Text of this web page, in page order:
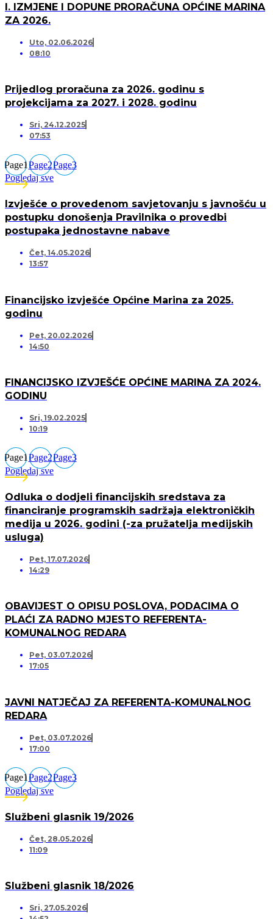
I. IZMJENE I DOPUNE PRORAČUNA OPĆINE MARINA
ZA 2026.
Uto, 02.06.2026
08:10
Prijedlog proračuna za 2026. godinu s
projekcijama za 2027. i 2028. godinu
Sri, 24.12.2025
07:53
Page1Page2Page3
Pogledaj sve
Izvješće o provedenom savjetovanju s javnošću u
postupku donošenja Pravilnika o provedbi
postupaka jednostavne nabave
Čet, 14.05.2026
13:57
Financijsko izvješće Općine Marina za 2025.
godinu
Pet, 20.02.2026
14:50
FINANCIJSKO IZVJEŠĆE OPĆINE MARINA ZA 2024.
GODINU
Sri, 19.02.2025
10:19
Page1Page2Page3
Pogledaj sve
Odluka o dodjeli financijskih sredstava za
financiranje programskih sadržaja elektroničkih
medija u 2026. godini (-za pružatelja medijskih
usluga)
Pet, 17.07.2026
14:29
OBAVIJEST O OPISU POSLOVA, PODACIMA O
PLAĆI ZA RADNO MJESTO REFERENTA-
KOMUNALNOG REDARA
Pet, 03.07.2026
17:05
JAVNI NATJEČAJ ZA REFERENTA-KOMUNALNOG
REDARA
Pet, 03.07.2026
17:00
Page1Page2Page3
Pogledaj sve
Službeni glasnik 19/2026
Čet, 28.05.2026
11:09
Službeni glasnik 18/2026
Sri, 27.05.2026